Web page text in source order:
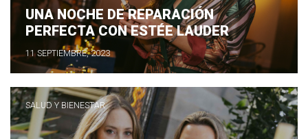
UNA NOCHE DE REPARACIÓN
PERFECTA CON ESTÉE LAUDER
11 SEPTIEMBRE, 2023
SALUD Y BIENESTAR